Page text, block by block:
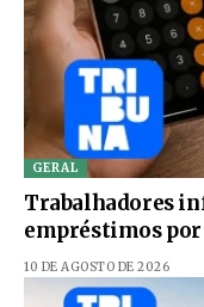
GERAL
Trabalhadores
empréstimos por
10 DE AGOSTO DE 2026